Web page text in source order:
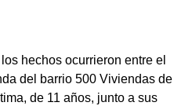
hechos ocurrieron entre el
del barrio 500 Viviendas de
de 11 años, junto a sus